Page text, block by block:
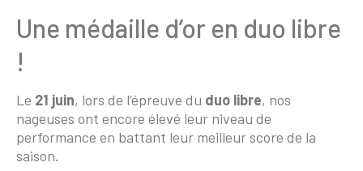
Une médaille d’or en duo libre
!
Le 21 juin, lors de l’épreuve du duo libre, nos
nageuses ont encore élevé leur niveau de
performance en battant leur meilleur score de la
saison.